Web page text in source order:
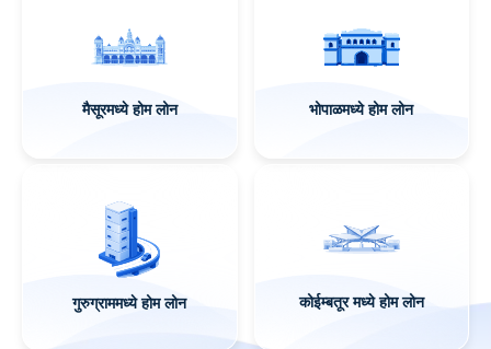
मैसूरमध्ये होम लोन भोपाळमध्ये होम लोन
गुरुग्राममध्ये होम लोन कोईम्बतूर मध्ये होम लोन